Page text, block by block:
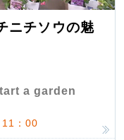
ニチソウの魅
a garden
：00